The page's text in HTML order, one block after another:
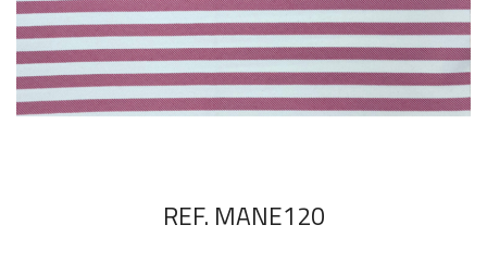
REF. MANE120